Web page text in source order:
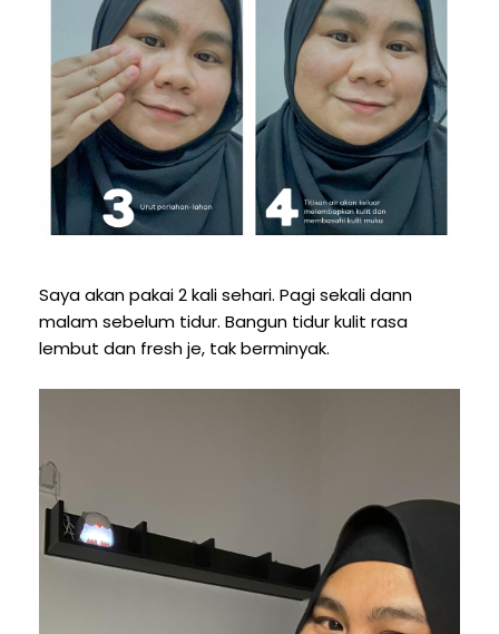
Saya akan pakai 2 kali sehari. Pagi sekali dann
malam sebelum tidur. Bangun tidur kulit rasa
lembut dan fresh je, tak berminyak.